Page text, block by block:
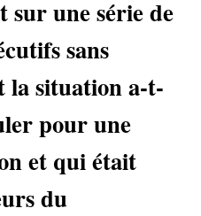
sur une série de
sans
la situation a-t-
pour une
et qui était
du